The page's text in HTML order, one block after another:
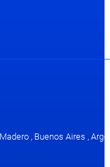
, Buenos Aires ,